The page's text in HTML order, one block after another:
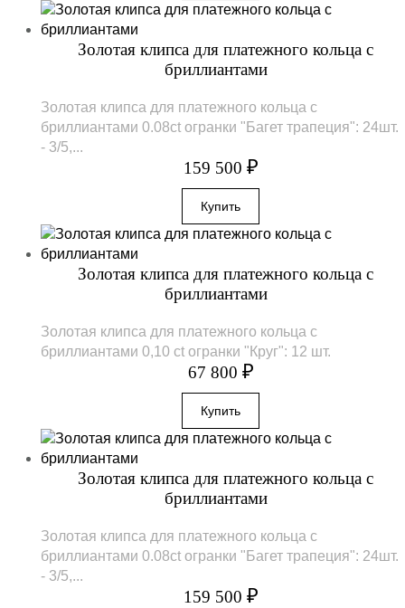
Золотая клипса для платежного кольца с
бриллиантами
Золотая клипса для платежного кольца с
бриллиантами 0.08ct огранки "Багет трапеция": 24шт.
- 3/5,...
159 500 ₽
Золотая клипса для платежного кольца с
бриллиантами
Золотая клипса для платежного кольца с
бриллиантами 0,10 ct огранки "Круг": 12 шт.
67 800 ₽
Золотая клипса для платежного кольца с
бриллиантами
Золотая клипса для платежного кольца с
бриллиантами 0.08ct огранки "Багет трапеция": 24шт.
- 3/5,...
159 500 ₽